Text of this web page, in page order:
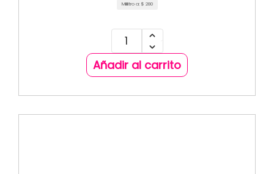
Mililitro a: $ 280
Añadir al carrito